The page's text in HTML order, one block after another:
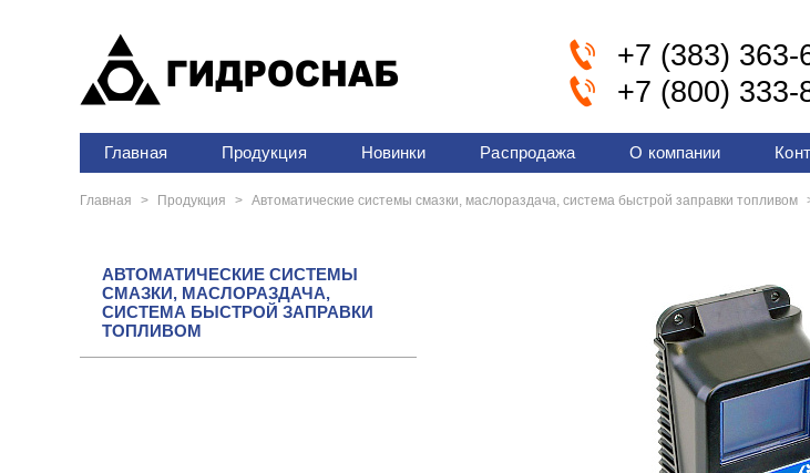
+7 (383) 363-
+7 (800) 333-
Главная Продукция Новинки Распродажа О компании
Главная > Продукция > Автоматические системы смазки, маслораздача, система быстрой заправки топливом
АВТОМАТИЧЕСКИЕ СИСТЕМЫ
СМАЗКИ, МАСЛОРАЗДАЧА,
СИСТЕМА БЫСТРОЙ ЗАПРАВКИ
ТОПЛИВОМ